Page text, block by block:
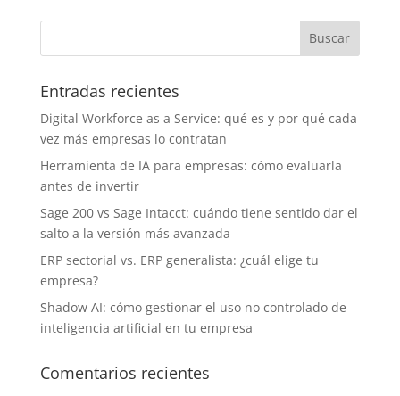
Entradas recientes
Digital Workforce as a Service: qué es y por qué cada
vez más empresas lo contratan
Herramienta de IA para empresas: cómo evaluarla
antes de invertir
Sage 200 vs Sage Intacct: cuándo tiene sentido dar el
salto a la versión más avanzada
ERP sectorial vs. ERP generalista: ¿cuál elige tu
empresa?
Shadow AI: cómo gestionar el uso no controlado de
inteligencia artificial en tu empresa
Comentarios recientes